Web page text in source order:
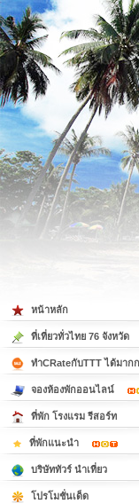
ต้
หน้าหลัก
ที่เที่ยวทั่วไทย 76 จังหวัด
ทำCRateกับTTT ได้มาก
จองห้องพักออนไลน์
ที่พัก โรงแรม รีสอร์ท
ที่พักแนะนำ
บริษัททัวร์ นำเที่ยว
โปรโมชั่นเด็ด